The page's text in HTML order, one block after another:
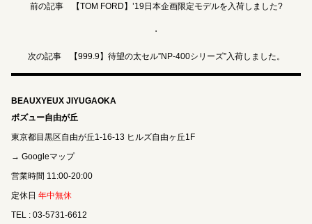
前の記事 【TOM FORD】’19日本企画限定モデルを入荷しました?
・
次の記事 【999.9】待望の太セル”NP-400シリーズ”入荷しました。
BEAUXYEUX JIYUGAOKA
ボズュー自由が丘
東京都目黒区自由が丘1-16-13 ヒルズ自由ヶ丘1F
→ Googleマップ
営業時間 11:00-20:00
定休日 年中無休
TEL : 03-5731-6612